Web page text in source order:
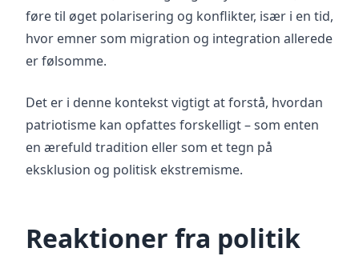
føre til øget polarisering og konflikter, især i en tid,
hvor emner som migration og integration allerede
er følsomme.
Det er i denne kontekst vigtigt at forstå, hvordan
patriotisme kan opfattes forskelligt – som enten
en ærefuld tradition eller som et tegn på
eksklusion og politisk ekstremisme.
Reaktioner fra politik